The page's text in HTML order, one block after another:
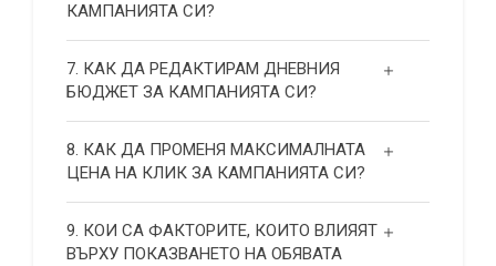
КАМПАНИЯТА СИ?
7. КАК ДА РЕДАКТИРАМ ДНЕВНИЯ
БЮДЖЕТ ЗА КАМПАНИЯТА СИ?
8. КАК ДА ПРОМЕНЯ МАКСИМАЛНАТА
ЦЕНА НА КЛИК ЗА КАМПАНИЯТА СИ?
9. КОИ СА ФАКТОРИТЕ, КОИТО ВЛИЯЯТ
ВЪРХУ ПОКАЗВАНЕТО НА ОБЯВАТА